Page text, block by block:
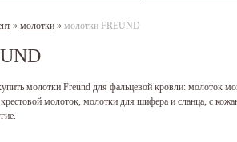
» молотки » молотки FREUND
молотки Freund для фальцевой кровли: молоток
молоток, молотки для шифера и сланца, с